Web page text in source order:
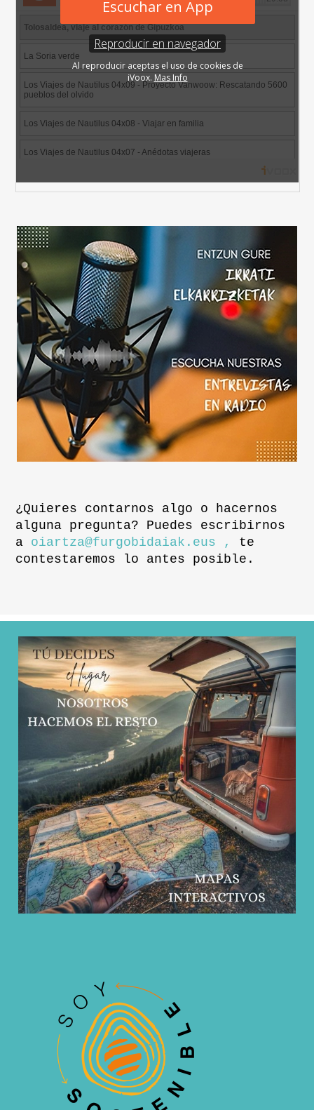
¿Quieres contarnos algo o hacernos
alguna pregunta? Puedes escribirnos
a oiartza@furgobidaiak.eus ,
te
contestaremos lo antes posible.